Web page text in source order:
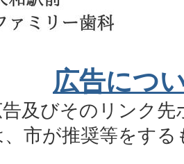
広告につ
及びそのリンク先
市が推奨等をす